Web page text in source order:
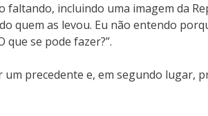
incluindo uma imagem da
quem as levou. Eu não entendo
se pode fazer?”.
precedente e, em segundo lugar,